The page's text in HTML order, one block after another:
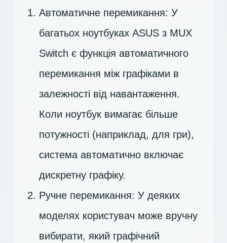
Автоматичне перемикання: У
багатьох ноутбуках ASUS з MUX
Switch є функція автоматичного
перемикання між графіками в
залежності від навантаження.
Коли ноутбук вимагає більше
потужності (наприклад, для гри),
система автоматично включає
дискретну графіку.
Ручне перемикання: У деяких
моделях користувач може вручну
вибирати, який графічний